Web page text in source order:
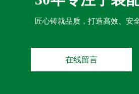
匠心铸就品质，打造高效、安
在线留言